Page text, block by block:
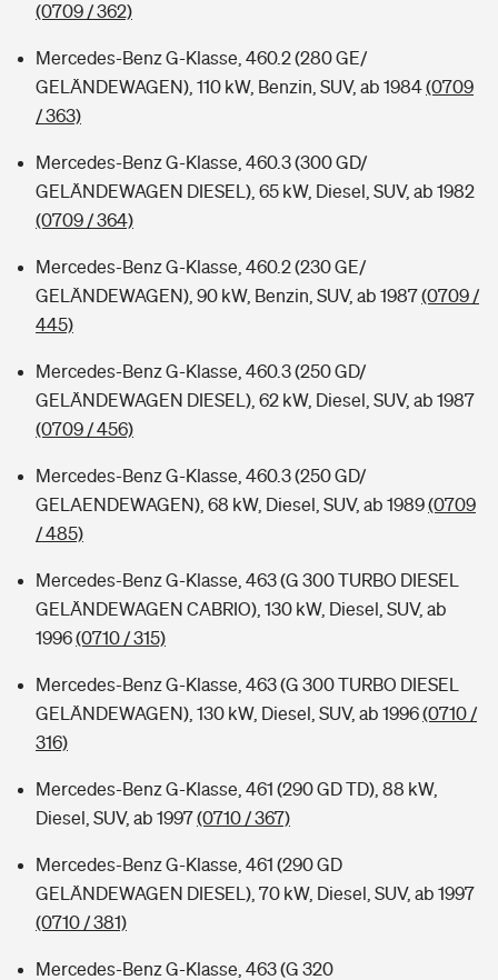
(0709 / 362)
Mercedes-Benz G-Klasse, 460.2 (280 GE/
GELÄNDEWAGEN), 110 kW, Benzin, SUV, ab 1984(0709
/ 363)
Mercedes-Benz G-Klasse, 460.3 (300 GD/
GELÄNDEWAGEN DIESEL), 65 kW, Diesel, SUV, ab 1982
(0709 / 364)
Mercedes-Benz G-Klasse, 460.2 (230 GE/
GELÄNDEWAGEN), 90 kW, Benzin, SUV, ab 1987(0709 /
445)
Mercedes-Benz G-Klasse, 460.3 (250 GD/
GELÄNDEWAGEN DIESEL), 62 kW, Diesel, SUV, ab 1987
(0709 / 456)
Mercedes-Benz G-Klasse, 460.3 (250 GD/
GELAENDEWAGEN), 68 kW, Diesel, SUV, ab 1989(0709
/ 485)
Mercedes-Benz G-Klasse, 463 (G 300 TURBO DIESEL
GELÄNDEWAGEN CABRIO), 130 kW, Diesel, SUV, ab
1996(0710 / 315)
Mercedes-Benz G-Klasse, 463 (G 300 TURBO DIESEL
GELÄNDEWAGEN), 130 kW, Diesel, SUV, ab 1996(0710 /
316)
Mercedes-Benz G-Klasse, 461 (290 GD TD), 88 kW,
Diesel, SUV, ab 1997(0710 / 367)
Mercedes-Benz G-Klasse, 461 (290 GD
GELÄNDEWAGEN DIESEL), 70 kW, Diesel, SUV, ab 1997
(0710 / 381)
Mercedes-Benz G-Klasse, 463 (G 320